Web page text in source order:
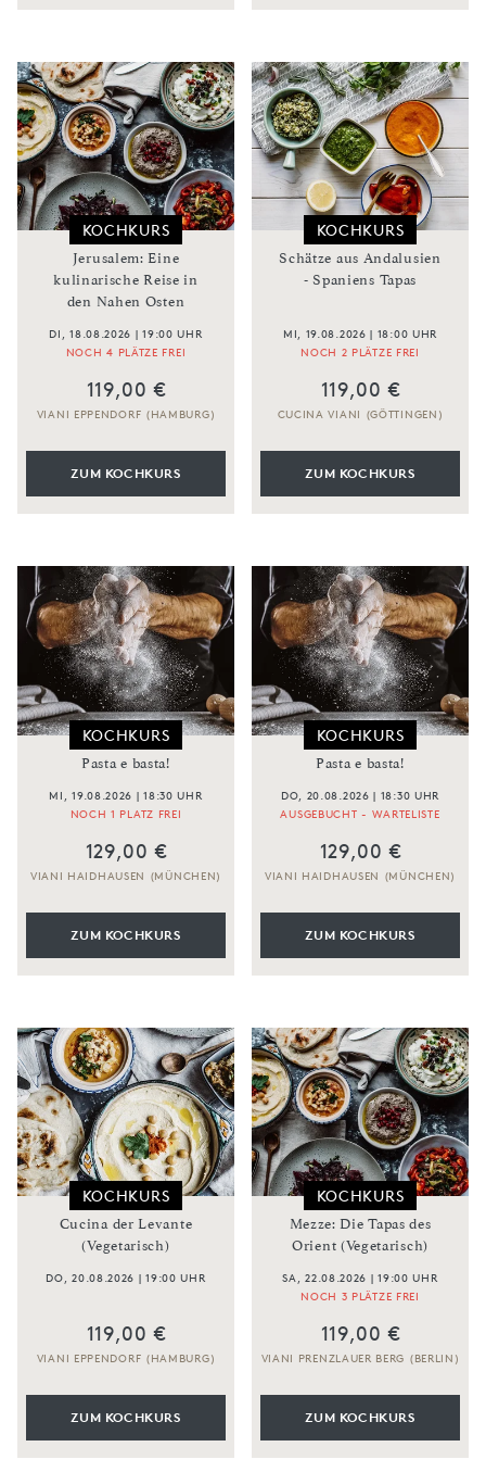
KOCHKURS
Jerusalem: Eine
kulinarische Reise in
den Nahen Osten
DI, 18.08.2026 | 19:00 UHR
NOCH 4 PLÄTZE FREI
119,00 €
VIANI EPPENDORF (HAMBURG)
ZUM KOCHKURS
KOCHKURS
Schätze aus Andalusien
- Spaniens Tapas
MI, 19.08.2026 | 18:00 UHR
NOCH 2 PLÄTZE FREI
119,00 €
CUCINA VIANI (GÖTTINGEN)
ZUM KOCHKURS
KOCHKURS
Pasta e basta!
MI, 19.08.2026 | 18:30 UHR
NOCH 1 PLATZ FREI
129,00 €
VIANI HAIDHAUSEN (MÜNCHEN)
ZUM KOCHKURS
KOCHKURS
Pasta e basta!
DO, 20.08.2026 | 18:30 UHR
AUSGEBUCHT - WARTELISTE
129,00 €
VIANI HAIDHAUSEN (MÜNCHEN)
ZUM KOCHKURS
KOCHKURS
Cucina der Levante
(Vegetarisch)
DO, 20.08.2026 | 19:00 UHR
119,00 €
VIANI EPPENDORF (HAMBURG)
ZUM KOCHKURS
KOCHKURS
Mezze: Die Tapas des
Orient (Vegetarisch)
SA, 22.08.2026 | 19:00 UHR
NOCH 3 PLÄTZE FREI
119,00 €
VIANI PRENZLAUER BERG (BERLIN)
ZUM KOCHKURS